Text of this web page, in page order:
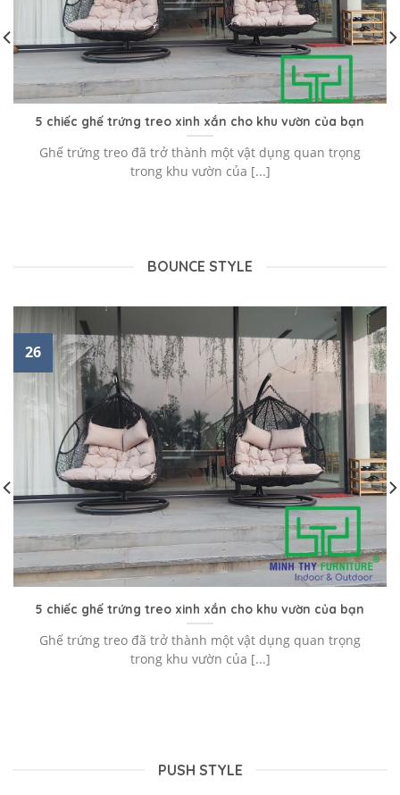
5 chiếc ghế trứng treo xinh xắn cho khu vườn của bạn
Ghế trứng treo đã trở thành một vật dụng quan trọng
trong khu vườn của [...]
BOUNCE STYLE
5 chiếc ghế trứng treo xinh xắn cho khu vườn của bạn
Ghế trứng treo đã trở thành một vật dụng quan trọng
trong khu vườn của [...]
26
PUSH STYLE